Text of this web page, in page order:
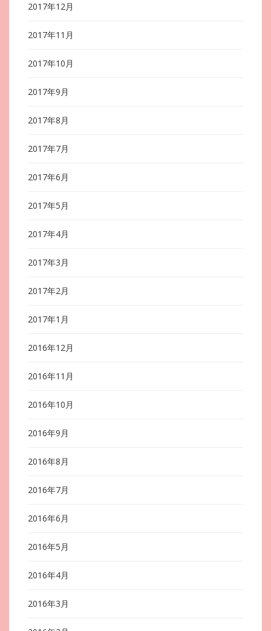
2017年12月
2017年11月
2017年10月
2017年9月
2017年8月
2017年7月
2017年6月
2017年5月
2017年4月
2017年3月
2017年2月
2017年1月
2016年12月
2016年11月
2016年10月
2016年9月
2016年8月
2016年7月
2016年6月
2016年5月
2016年4月
2016年3月